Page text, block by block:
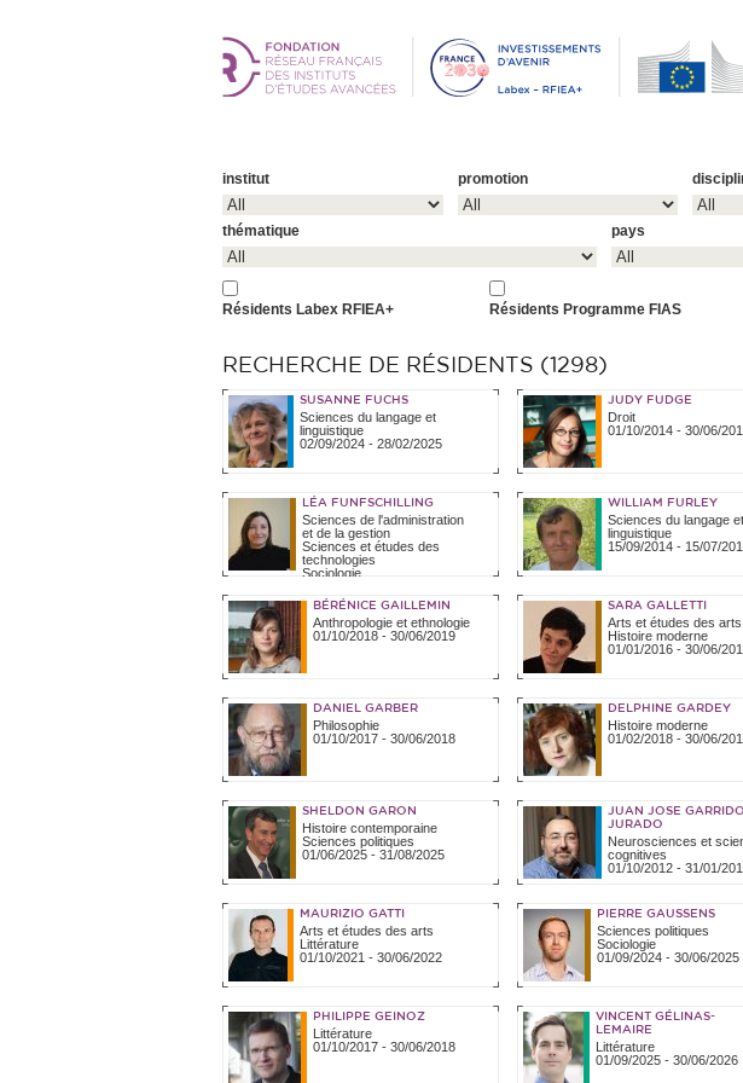
institut promotion
thématique pays
Résidents Labex RFIEA+ Résidents Programme FIAS
RECHERCHE DE RÉSIDENTS (1298)
SUSANNE FUCHS
Sciences du langage et
linguistique
02/09/2024 - 28/02/2025
JUDY FUDGE
Droit
01/10/2014 - 30/06/
LÉA FUNFSCHILLING
Sciences de l'administration
et de la gestion
Sciences et études des
technologies
Sociologie
WILLIAM FURLEY
Sciences du langage et
linguistique
15/09/2014 - 15/07/
BÉRÉNICE GAILLEMIN
Anthropologie et ethnologie
01/10/2018 - 30/06/2019
SARA GALLETTI
Arts et études des arts
Histoire moderne
01/01/2016 - 30/06/
DANIEL GARBER
Philosophie
01/10/2017 - 30/06/2018
DELPHINE GARDEY
Histoire moderne
01/02/2018 - 30/06/
SHELDON GARON
Histoire contemporaine
Sciences politiques
01/06/2025 - 31/08/2025
JUAN JOSE GARRIDO
JURADO
Neurosciences et
cognitives
01/10/2012 - 31/01/
MAURIZIO GATTI
Arts et études des arts
Littérature
01/10/2021 - 30/06/2022
PIERRE GAUSSENS
Sciences politiques
Sociologie
01/09/2024 - 30/06/2025
PHILIPPE GEINOZ
Littérature
01/10/2017 - 30/06/2018
VINCENT GÉLINAS-
LEMAIRE
Littérature
01/09/2025 - 30/06/2026